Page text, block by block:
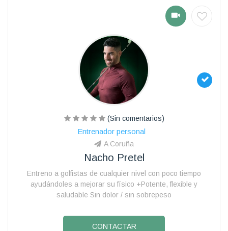
(Sin comentarios)
Entrenador personal
A Coruña
Nacho Pretel
Entreno a golfistas de cualquier nivel con poco tiempo
ayudándoles a mejorar su físico +Potente, flexible y
saludable Sin dolor / sin sobrepeso
CONTACTAR